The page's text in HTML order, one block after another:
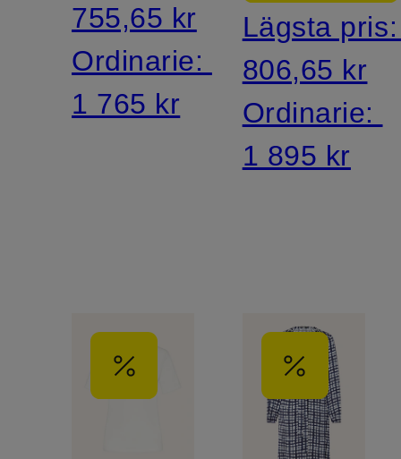
755,65 kr
Ordinarie:
1 765 kr
Lägsta
806,65 kr
Ordinarie:
1 895 kr